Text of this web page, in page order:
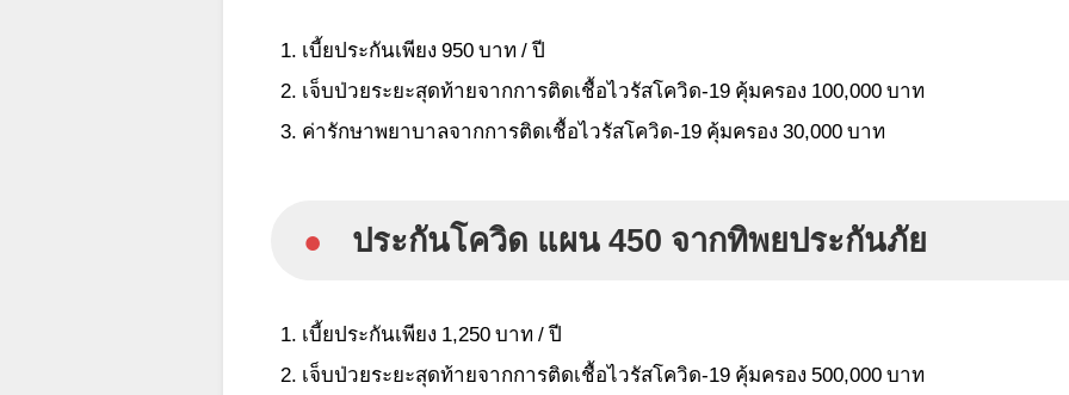
เบี้ยประกันเพียง 950 บาท / ปี
เจ็บป่วยระยะสุดท้ายจากการติดเชื้อไวรัสโควิด-19 คุ้มครอง 100,000 บาท
ค่ารักษาพยาบาลจากการติดเชื้อไวรัสโควิด-19 คุ้มครอง 30,000 บาท
● ประกันโควิด แผน 450 จากทิพยประกันภัย
เบี้ยประกันเพียง 1, 250 บาท / ปี
เจ็บป่วยระยะสุดท้ายจากการติดเชื้อไวรัสโควิด-19 คุ้มครอง 500,000 บาท